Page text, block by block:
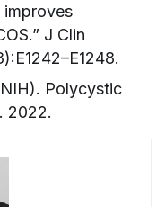
improves
J Clin
Polycystic
2022.